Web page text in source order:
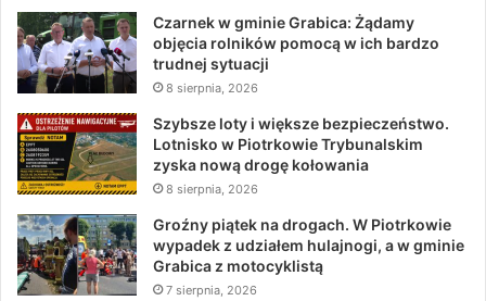
Czarnek w gminie Grabica: Żądamy
objęcia rolników pomocą w ich bardzo
trudnej sytuacji
8 sierpnia, 2026
Szybsze loty i większe bezpieczeństwo.
Lotnisko w Piotrkowie Trybunalskim
zyska nową drogę kołowania
8 sierpnia, 2026
Groźny piątek na drogach. W Piotrkowie
wypadek z udziałem hulajnogi, a w gminie
Grabica z motocyklistą
7 sierpnia, 2026